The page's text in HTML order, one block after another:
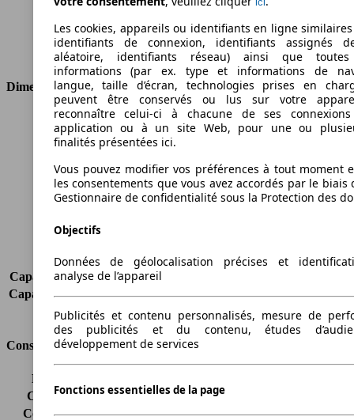
Transmission
Boîte manuelle
Type de traction
Traction avant
Dimensions
Longueur
4253 mm
Hauteur
1831 mm
Empattement
2583 mm
Poids maximum
2010 kg
Portes
Charge sur toit
-
Capacité de remorquage (sans freins)
Capacité de remorquage (avec freins) -
Volume du coffre
-
Consommation
Émissions de CO2*
Consommation (ville)
-
Consommation (route)
-
Les cookies, appareils ou identifiants en ligne
identifiants de connexion, identifiants assignés
aléatoire, identifiants réseau) ainsi que
informations (par ex. type et informations de
langue, taille d’écran, technologies prises en
peuvent être conservés ou lus sur votre
reconnaître celui-ci à chacune de ses
application ou à un site Web, pour une ou
finalités présentées ici.
Vous pouvez modifier vos préférences à tout moment
les consentements que vous avez accordés par le biais
Gestionnaire de confidentialité sous la Protection des
Objectifs
Données de géolocalisation précises et
analyse de l’appareil
Publicités et contenu personnalisés, mesure de
des publicités et du contenu, études
développement de services
Fonctions essentielles de la page